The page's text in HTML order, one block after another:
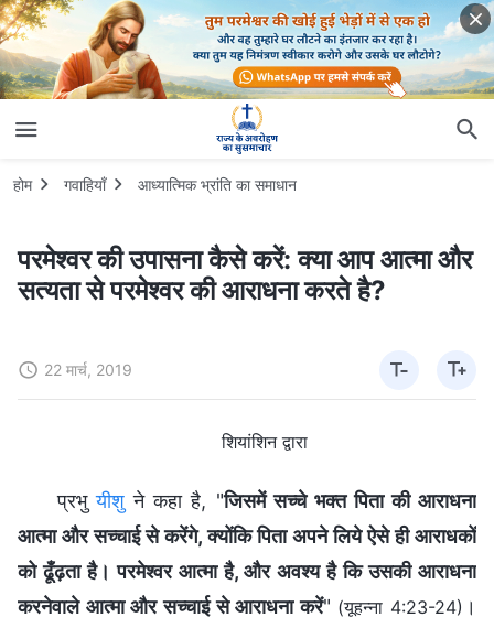
होम गवाहियाँ आध्यात्मिक भ्रांति का समाधान
परमेश्वर की उपासना कैसे करें: क्या आप आत्मा और
सत्‍यता से परमेश्वर की आराधना करते है?
22 मार्च, 2019
शियांशिन द्वारा
प्रभुयीशु ने कहा है, "जिसमें सच्‍चे भक्‍त पिता की आराधना
आत्मा और सच्‍चाई से करेंगे, क्योंकि पिता अपने लिये ऐसे ही आराधकों
को ढूँढ़ता है। परमेश्‍वर आत्मा है, और अवश्य है कि उसकी आराधना
करनेवाले आत्मा और सच्‍चाई से आराधना करें" (यूहन्ना 4:23-24) ।